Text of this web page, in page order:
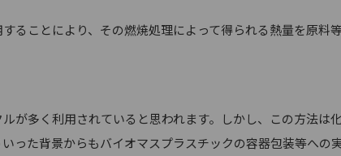
ることにより、その燃焼処理によって得られる熱量を原料
が多く利用されていると思われます。しかし、この方法は
った背景からもバイオマスプラスチックの容器包装等への